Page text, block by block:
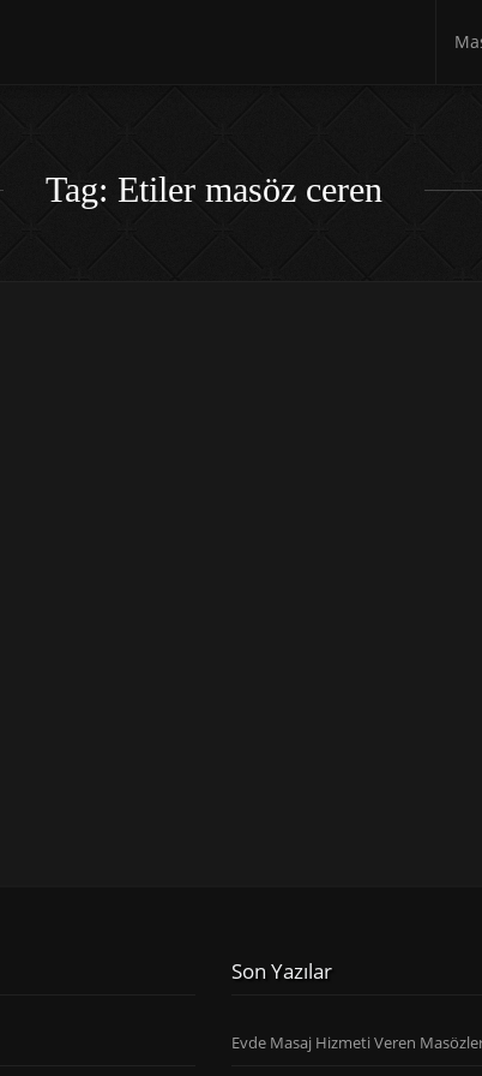
Tag: Etiler masöz ceren
Son Yazılar
Evde Masaj Hizmeti Veren